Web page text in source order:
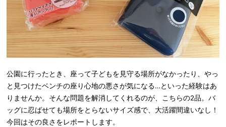
公園に行ったとき、座って子どもを見守る場所がなかったり、やっ
と見つけたベンチの座り心地の悪さが気になる…といった経験はあ
りませんか。そんな問題を解消してくれるのが、こちらの2品。バ
ッグに忍ばせても場所をとらないサイズ感で、大活躍間違いなし！
今回はその良さをレポートします。